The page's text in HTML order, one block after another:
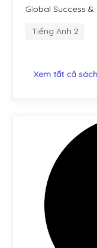
Global Success
Tiếng Anh 2
Xem tất cả